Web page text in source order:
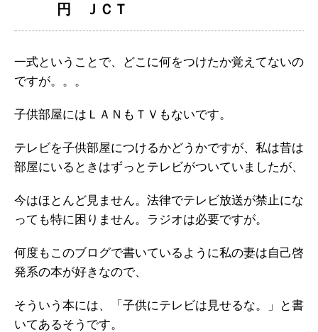
円 ＪＣＴ
一式ということで、どこに何をつけたか覚えてないの
ですが。。。
子供部屋にはＬＡＮもＴＶもないです。
テレビを子供部屋につけるかどうかですが、私は昔は
部屋にいるときはずっとテレビがついていましたが、
今はほとんど見ません。法律でテレビ放送が禁止にな
っても特に困りません。ラジオは必要ですが。
何度もこのブログで書いているように私の妻は自己啓
発系の本が好きなので、
そういう本には、「子供にテレビは見せるな。」と書
いてあるそうです。